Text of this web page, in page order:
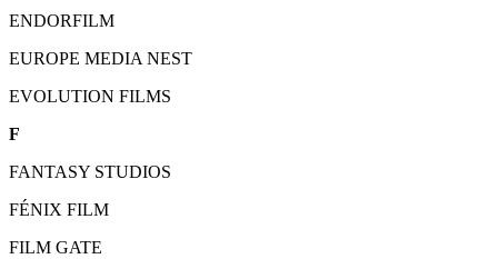
ENDORFILM
EUROPE MEDIA NEST
EVOLUTION FILMS
F
FANTASY STUDIOS
FÉNIX FILM
FILM GATE